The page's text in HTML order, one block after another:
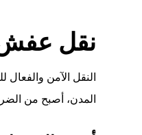
نقل عفش
النقل الآمن
المدن، أصبح من